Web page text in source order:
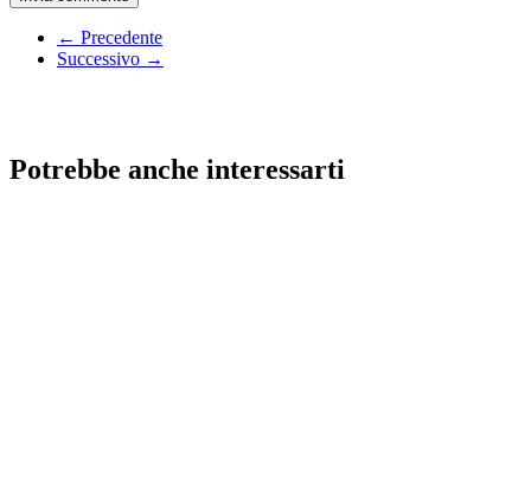
← Precedente
Successivo →
Potrebbe anche interessarti